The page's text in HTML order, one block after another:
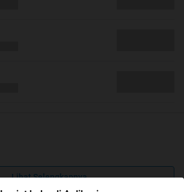
Lihat Selengkapnya